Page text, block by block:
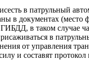
в патрульный
в документах
в таком случае
в
от управления
и составят